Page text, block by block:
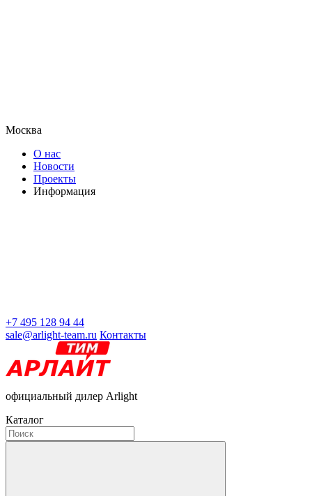
Москва
О нас
Новости
Проекты
Информация
+7 495 128 94 44
sale@arlight-team.ru Контакты
официальный дилер Arlight
Каталог